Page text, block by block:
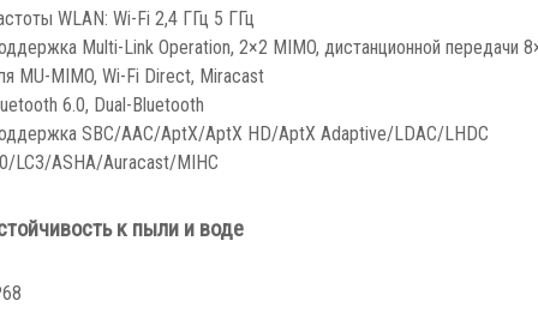
WLAN: Wi-Fi 2,4 ГГц 5 ГГц
Multi-Link Operation, 2×2 MIMO, дистанционной передачи
MU-MIMO, Wi-Fi Direct, Miracast
6.0, Dual-Bluetooth
SBC/AAC/AptX/AptX HD/AptX Adaptive/LDAC/LHDC
LC3/ASHA/Auracast/MIHC
к пыли и воде